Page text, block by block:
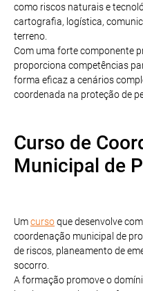
como riscos naturais e
cartografia, logística,
terreno.
Com uma forte componente
proporciona competências
forma eficaz a cenários
coordenada na proteção de
Curso de
Municipal de
Umcursoque desenvolve
coordenação municipal de
de riscos, planeamento de
socorro.
A formação promove o